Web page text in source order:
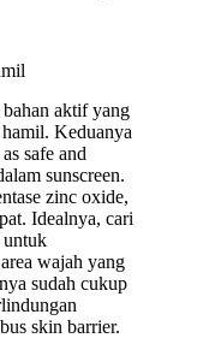
aktif yang
Keduanya
safe and
sunscreen.
zinc oxide,
Idealnya, cari
untuk
wajah yang
sudah cukup
skin barrier.